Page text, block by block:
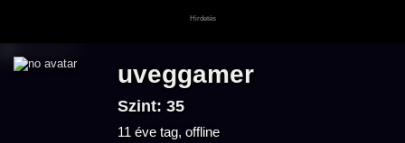
uveggamer
Szint: 35
11 éve tag, offline